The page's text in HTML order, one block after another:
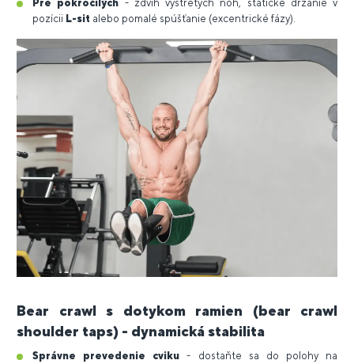
Pre pokročilých - zdvih vystretých nôh, statické držanie v
pozícii L-sit alebo pomalé spúšťanie (excentrické fázy).
Bear crawl s dotykom ramien (bear crawl
shoulder taps) - dynamická stabilita
Správne prevedenie cviku - dostaňte sa do polohy na